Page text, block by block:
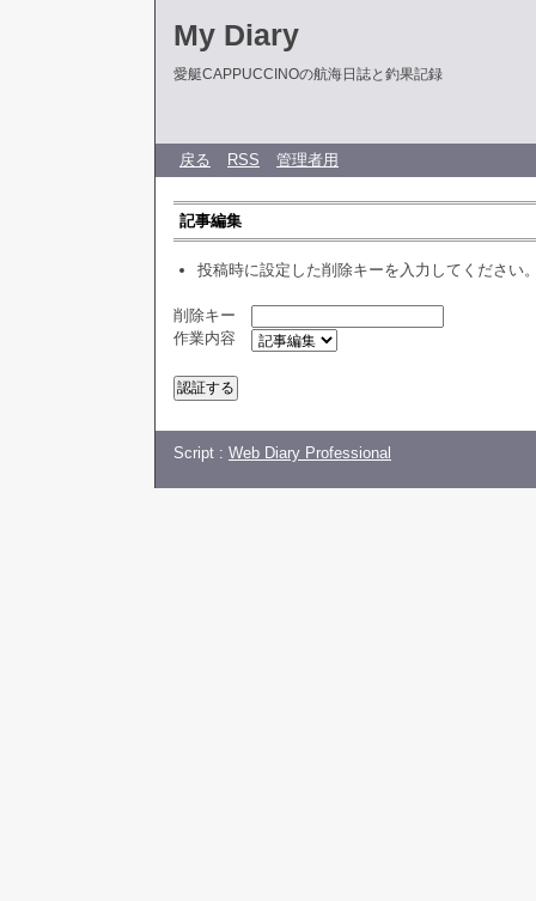
My Diary
愛艇CAPPUCCINOの航海日誌と釣果記録
戻る RSS 管理者用
記事編集
投稿時に設定した削除キーを入力してください
削除キー
作業内容
Script : Web Diary Professional